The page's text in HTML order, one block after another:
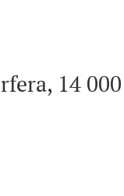
14